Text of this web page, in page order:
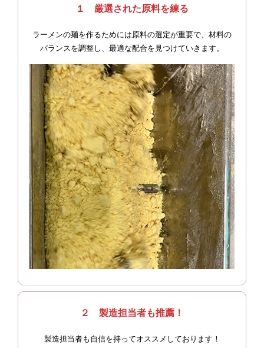
１ 厳選された原料を練る
ラーメンの麺を作るためには原料の選定が重要で、材料の
バランスを調整し、最適な配合を見つけていきます。
２ 製造担当者も推薦！
製造担当者も自信を持ってオススメしております！